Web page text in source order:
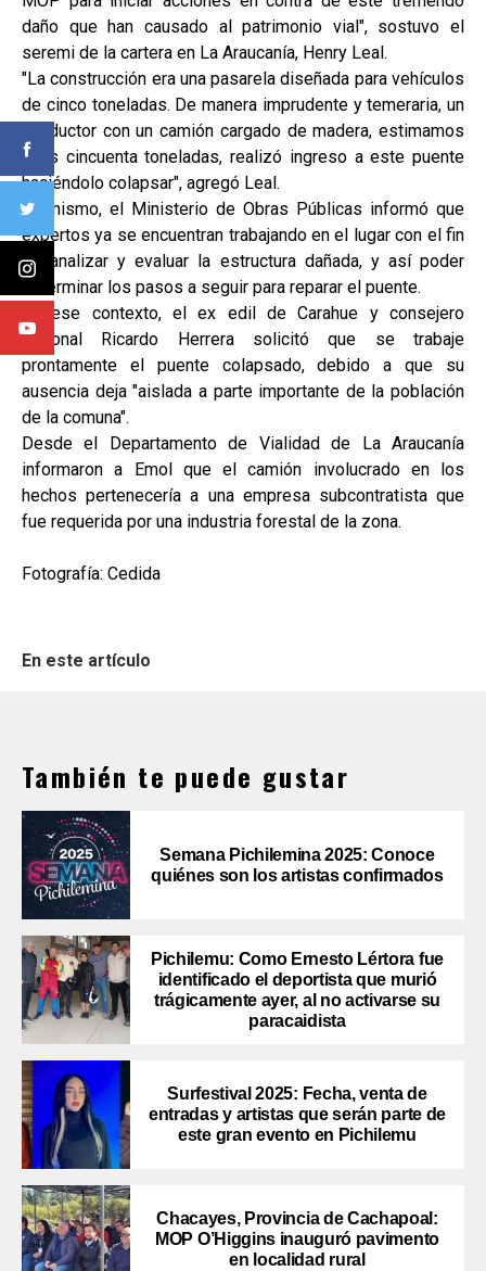
daño que han causado al patrimonio vial", sostuvo el
seremi de la cartera en La Araucanía, Henry Leal.
"La construcción era una pasarela diseñada para vehículos
de cinco toneladas. De manera imprudente y temeraria, un
conductor con un camión cargado de madera, estimamos
unos cincuenta toneladas, realizó ingreso a este puente
haciéndolo colapsar", agregó Leal.
Asimismo, el Ministerio de Obras Públicas informó que
expertos ya se encuentran trabajando en el lugar con el fin
de analizar y evaluar la estructura dañada, y así poder
determinar los pasos a seguir para reparar el puente.
En ese contexto, el ex edil de Carahue y consejero
regional Ricardo Herrera solicitó que se trabaje
prontamente el puente colapsado, debido a que su
ausencia deja "aislada a parte importante de la población
de la comuna".
Desde el Departamento de Vialidad de La Araucanía
informaron a Emol que el camión involucrado en los
hechos pertenecería a una empresa subcontratista que
fue requerida por una industria forestal de la zona.
Fotografía: Cedida
En este artículo
También te puede gustar
Semana Pichilemina 2025: Conoce
quiénes son los artistas confirmados
Pichilemu: Como Ernesto Lértora fue
identificado el deportista que murió
trágicamente ayer, al no activarse su
paracaidista
Surfestival 2025: Fecha, venta de
entradas y artistas que serán parte de
este gran evento en Pichilemu
Chacayes, Provincia de Cachapoal:
MOP O’Higgins inauguró pavimento
en localidad rural